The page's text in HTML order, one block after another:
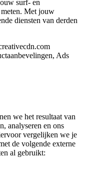
surf- en
Met jouw
diensten van derden
Ads
we het resultaat van
analyseren en ons
vergelijken we je
de volgende externe
al gebruikt: